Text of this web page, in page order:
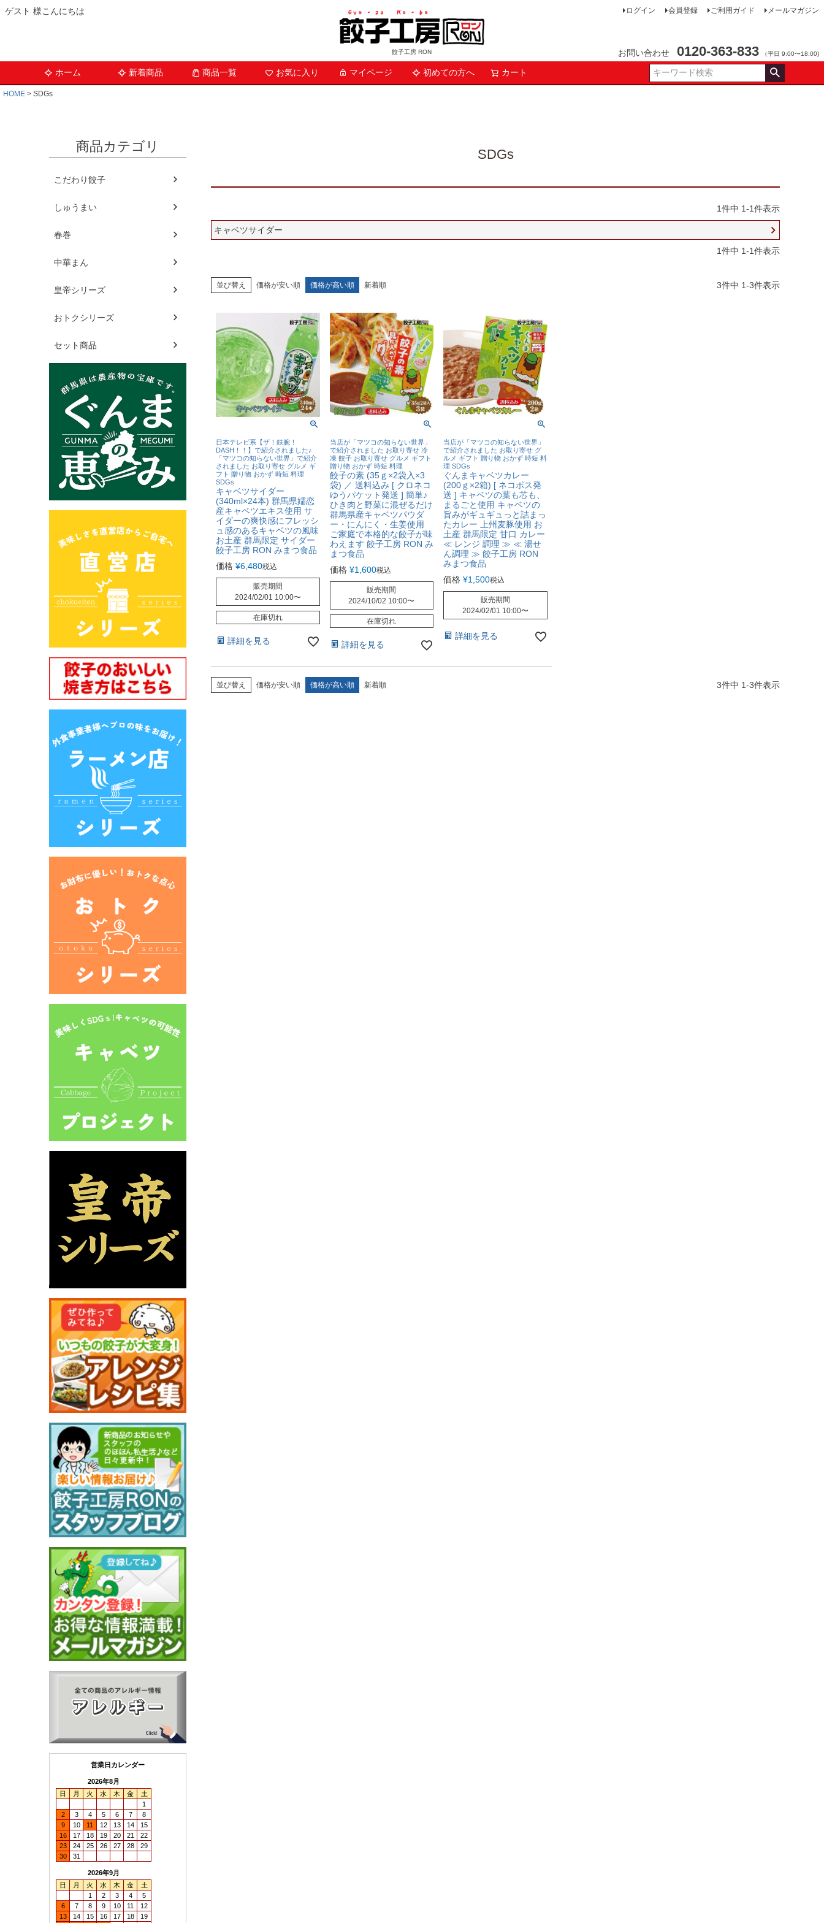
ゲスト 様こんにちは
餃子工房 RON
ログイン 会員登録 ご利用ガイド メールマガジン
お問い合わせ 0120-363-833 （平日 9:00〜18:00)
ホーム 新着商品 商品一覧 お気に入り マイページ 初めての方へ カート
検索
HOME SDGs
商品カテゴリ
こだわり餃子
しゅうまい
春巻
中華まん
皇帝シリーズ
おトクシリーズ
セット商品
営業日カレンダー
2026年8月
日
月 火 水 木 金
土
1
2
3 4 5 6 7
8
9
10 11 12 13 14
15
16
17 18 19 20 21
22
23
24 25 26 27 28
29
30
31
2026年9月
日
月 火 水 木 金
土
1
2 3 4
5
6
7 8 9 10 11
12
13
14 15 16 17 18
19
SDGs
1件中 1-1件表示
キャベツサイダー
1件中 1-1件表示
並び替え 価格が安い順 価格が高い順 新着順 3件中 1-3件表示
日本テレビ系【ザ！鉄腕！
DASH！！】で紹介されました♪
「マツコの知らない世界」で紹介
されました お取り寄せ グルメ ギ
フト 贈り物 おかず 時短 料理
SDGs
キャベツサイダー
(340ml×24本) 群馬県嬬恋
産キャベツエキス使用 サ
イダーの爽快感にフレッシ
ュ感のあるキャベツの風味
お土産 群馬限定 サイダー
餃子工房 RON みまつ食品
価格 ¥6,480税込
販売期間
2024/02/01 10:00〜
在庫切れ
詳細を見る
当店が「マツコの知らない世界」
で紹介されました お取り寄せ 冷
凍 餃子 お取り寄せ グルメ ギフト
贈り物 おかず 時短 料理
餃子の素 (35ｇ×2袋入×3
袋) ／ 送料込み [ クロネコ
ゆうパケット発送 ] 簡単♪
ひき肉と野菜に混ぜるだけ
群馬県産キャベツパウダ
ー・にんにく・生姜使用
ご家庭で本格的な餃子が味
わえます 餃子工房 RON み
まつ食品
価格 ¥1,600税込
販売期間
2024/10/02 10:00〜
在庫切れ
詳細を見る
当店が「マツコの知らない世界」
で紹介されました お取り寄せ グ
ルメ ギフト 贈り物 おかず 時短 料
理 SDGs
ぐんまキャベツカレー
(200ｇ×2箱) [ ネコポス発
送 ] キャベツの葉も芯も、
まるごと使用 キャベツの
旨みがギュギュっと詰まっ
たカレー 上州麦豚使用 お
土産 群馬限定 甘口 カレー
≪ レンジ 調理 ≫ ≪ 湯せ
ん調理 ≫ 餃子工房 RON
みまつ食品
価格 ¥1,500税込
販売期間
2024/02/01 10:00〜
詳細を見る
並び替え 価格が安い順 価格が高い順 新着順 3件中 1-3件表示